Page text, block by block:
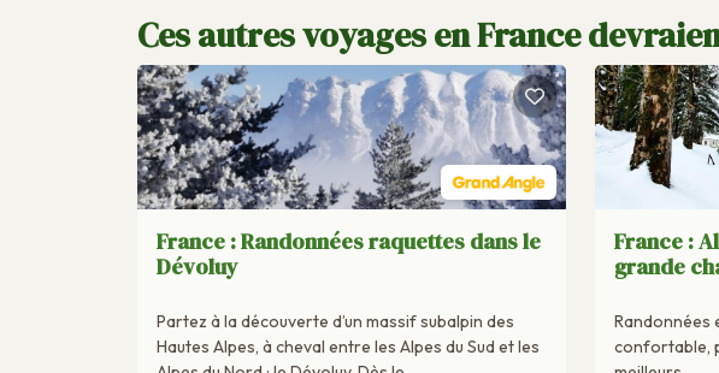
Ces autres voyages en France
France : Randonnées raquettes dans le
Dévoluy
Partez à la découverte d’un massif subalpin des
Hautes Alpes, à cheval entre les Alpes du Sud et les
France :
grande
Randonnées
confortable,